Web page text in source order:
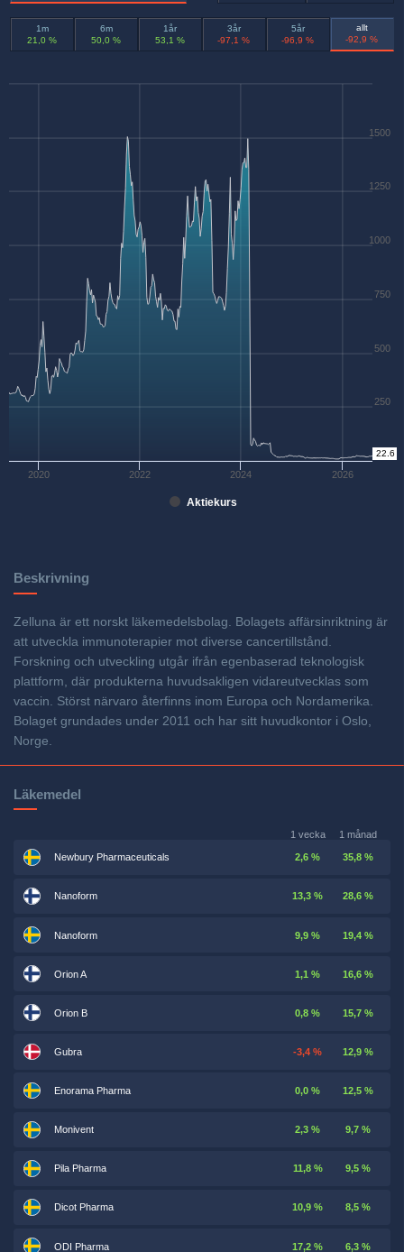
1m
21,0 %
6m
50,0 %
1år
53,1 %
3år
-97,1 %
5år
-96,9 %
allt
-92,9 %
Aktiekurs
2020 2022 2024 2026
0
250
500
750
1000
1250
1500
22.6
Beskrivning
Zelluna är ett norskt läkemedelsbolag. Bolagets affärsinriktning är
att utveckla immunoterapier mot diverse cancertillstånd.
Forskning och utveckling utgår ifrån egenbaserad teknologisk
plattform, där produkterna huvudsakligen vidareutvecklas som
vaccin. Störst närvaro återfinns inom Europa och Nordamerika.
Bolaget grundades under 2011 och har sitt huvudkontor i Oslo,
Norge.
Läkemedel
1 vecka 1 månad
Newbury Pharmaceuticals 2,6 % 35,8 %
Nanoform 13,3 % 28,6 %
Nanoform 9,9 % 19,4 %
Orion A 1,1 % 16,6 %
Orion B 0,8 % 15,7 %
Gubra -3,4 % 12,9 %
Enorama Pharma 0,0 % 12,5 %
Monivent 2,3 % 9,7 %
Pila Pharma 11,8 % 9,5 %
Dicot Pharma 10,9 % 8,5 %
ODI Pharma 17,2 % 6,3 %